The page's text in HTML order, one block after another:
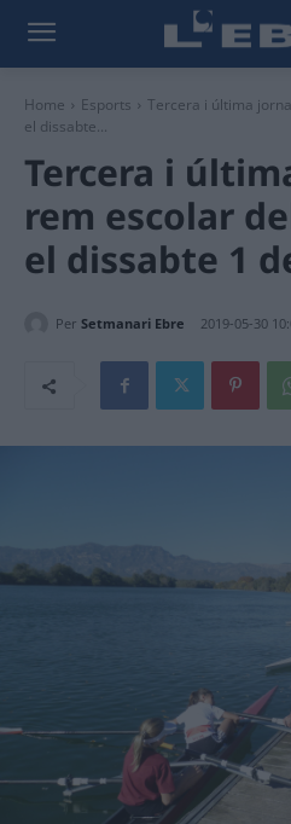
Home Esports
Tercera i última
el dissabte...
Tercera i
rem escolar
el dissabte 1
Per Setmanari Ebre 2019-05-30